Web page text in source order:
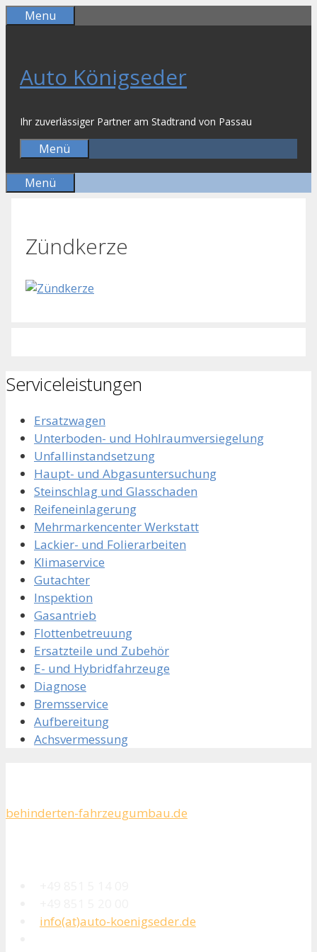
Zum
Inhalt
Menu
Auto Königseder
Ihr zuverlässiger Partner am Stadtrand von Passau
Menü
Menü
Zündkerze
Serviceleistungen
Ersatzwagen
Unterboden- und Hohlraumversiegelung
Unfallinstandsetzung
Haupt- und Abgasuntersuchung
Steinschlag und Glasschaden
Reifeneinlagerung
Mehrmarkencenter Werkstatt
Lackier- und Folierarbeiten
Klimaservice
Gutachter
Inspektion
Gasantrieb
Flottenbetreuung
Ersatzteile und Zubehör
E- und Hybridfahrzeuge
Diagnose
Bremsservice
Aufbereitung
Achsvermessung
behinderten-fahrzeugumbau.de
info(at)auto-koenigseder.de